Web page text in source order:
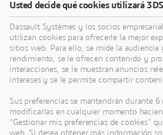
Sobre Dassault
Dassault Systèmes es un
humano. Desde 1981, la
en mundos virtuales para
plataforma3D EXPERIENCE de
370.000 clientes de todos los
Usted decide qué cookies utilizará 3DS
Dassault Systèmes y los socios
utilizan cookies para ofrecerle la mejor
sitios web. Para ello, se mide la audiencia
rendimiento, se le ofrecen contenido y
interacciones, se le muestran anuncios
intereses y se le permite compartir
Sus preferencias se mantendrán durante 6
modificarlas en cualquier momento
"Gestionar mis preferencias de cookies"
web. Si desea obtener más indormación